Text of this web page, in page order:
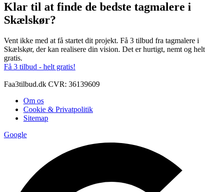
Klar til at finde de bedste tagmalere i
Skælskør?
Vent ikke med at få startet dit projekt. Få 3 tilbud fra tagmalere i
Skælskør, der kan realisere din vision. Det er hurtigt, nemt og helt
gratis.
Få 3 tilbud - helt gratis!
Faa3tilbud.dk CVR: 36139609
Om os
Cookie & Privatpolitik
Sitemap
Google